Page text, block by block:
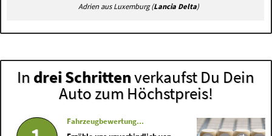
Adrien aus Luxemburg (Lancia Delta)
In drei Schrittenverkaufst Du Dein
Auto zum Höchstpreis!
Fahrzeugbewertung...